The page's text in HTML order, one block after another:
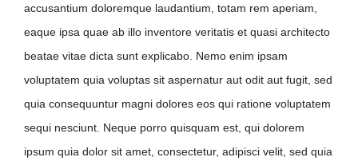
accusantium doloremque laudantium, totam rem aperiam,
eaque ipsa quae ab illo inventore veritatis et quasi architecto
beatae vitae dicta sunt explicabo. Nemo enim ipsam
voluptatem quia voluptas sit aspernatur aut odit aut fugit, sed
quia consequuntur magni dolores eos qui ratione voluptatem
sequi nesciunt. Neque porro quisquam est, qui dolorem
ipsum quia dolor sit amet, consectetur, adipisci velit, sed quia